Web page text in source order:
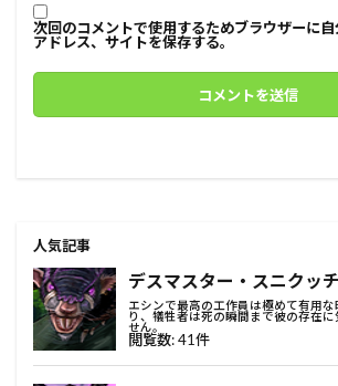
次回のコメントで使用するためブラウザーに
アドレス、サイトを保存する。
人気記事